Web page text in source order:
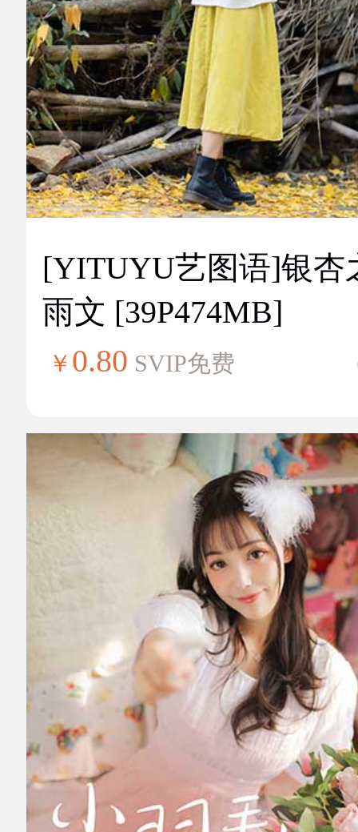
[YITUYU艺图语]银杏
雨文 [39P474MB]
￥ 0.80 SVIP免费